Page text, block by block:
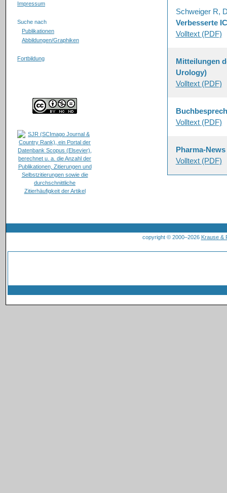
Impressum
Suche nach
Publikationen
Abbildungen/Graphiken
Fortbildung
Schweiger R,
Verbesserte
Volltext (PDF)
Mitteilungen
Urology)
Volltext (PDF)
Volltext (PDF)
Pharma-News
Volltext (PDF)
copyright © 2000–2026 Krause &